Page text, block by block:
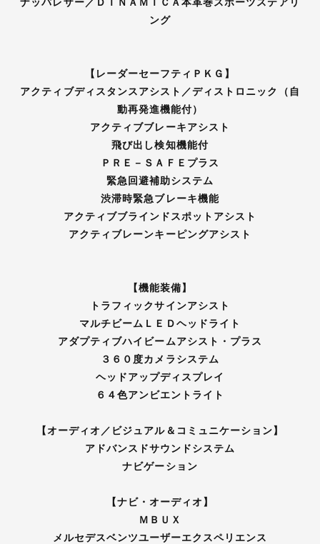
ング
【レーダーセーフティＰＫＧ】
アクティブディスタンスアシスト／ディストロニック（自
動再発進機能付）
アクティブブレーキアシスト
飛び出し検知機能付
ＰＲＥ－ＳＡＦＥプラス
緊急回避補助システム
渋滞時緊急ブレーキ機能
アクティブブラインドスポットアシスト
アクティブレーンキーピングアシスト
【機能装備】
トラフィックサインアシスト
マルチビームＬＥＤヘッドライト
アダプティブハイビームアシスト・プラス
３６０度カメラシステム
ヘッドアップディスプレイ
６４色アンビエントライト
【オーディオ／ビジュアル＆コミュニケーション】
アドバンスドサウンドシステム
ナビゲーション
【ナビ・オーディオ】
ＭＢＵＸ
メルセデスベンツユーザーエクスペリエンス